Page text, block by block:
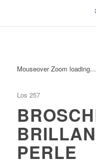
Mouseover Zoom loading...
Los 257
PERLE